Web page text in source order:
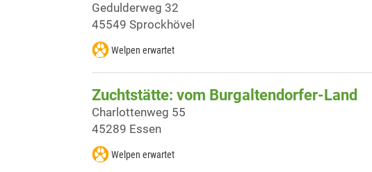
Gedulderweg 32
45549 Sprockhövel
Welpen erwartet
Zuchtstätte: vom Burgaltendorfer-Land
Charlottenweg 55
45289 Essen
Welpen erwartet